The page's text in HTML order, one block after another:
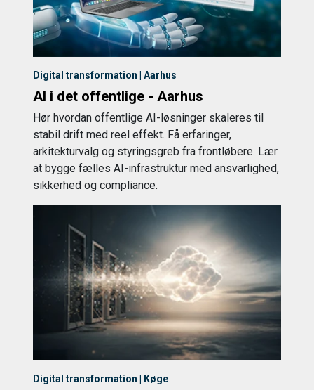
Digital transformation | Aarhus
AI i det offentlige - Aarhus
Hør hvordan offentlige AI-løsninger skaleres til
stabil drift med reel effekt. Få erfaringer,
arkitekturvalg og styringsgreb fra frontløbere. Lær
at bygge fælles AI-infrastruktur med ansvarlighed,
sikkerhed og compliance.
Digital transformation | Køge